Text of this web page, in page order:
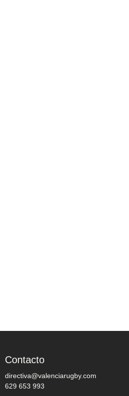
Contacto
directiva@valenciarugby.com
629 653 993